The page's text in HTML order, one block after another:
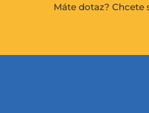
Máte dotaz? Chcete